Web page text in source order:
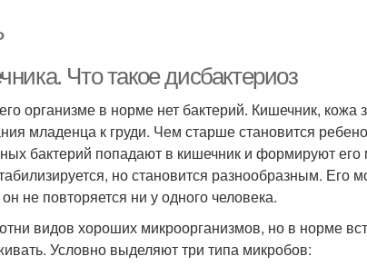
Что такое дисбактериоз
организме в норме нет бактерий. Кишечник, кожа
младенца к груди. Чем старше становится
бактерий попадают в кишечник и формируют
но становится разнообразным. Его
не повторяется ни у одного человека.
видов хороших микроорганизмов, но в норме
Условно выделяют три типа микробов: